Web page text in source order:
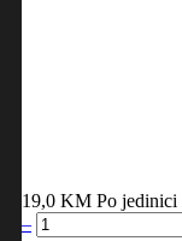
19,0 KM Po jedinici
–